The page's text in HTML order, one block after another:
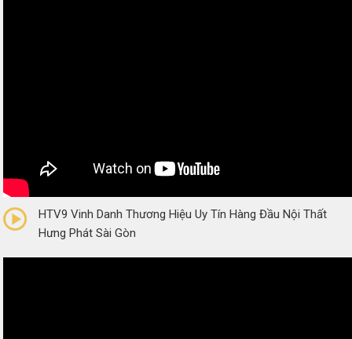
(0 Reviews)
HTV9 Vinh Danh Thương Hiệu Uy Tín Hàng Đầu Nội Thất
Hưng Phát Sài Gòn